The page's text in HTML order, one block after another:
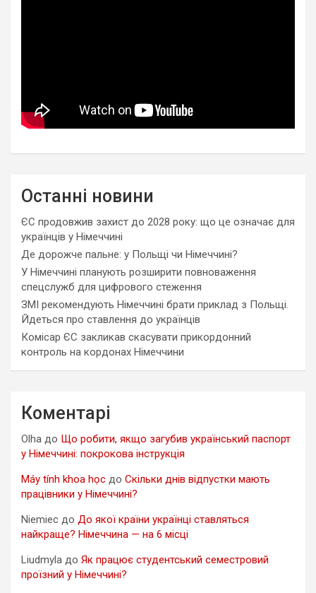
Останні новини
ЄС продовжив захист до 2028 року: що це означає для
українців у Німеччині
Де дорожче пальне: у Польщі чи Німеччині?
У Німеччині планують розширити повноваження
спецслужб для цифрового стеження
ЗМІ рекомендують Німеччині брати приклад з Польщі.
Йдеться про ставлення до українців
Комісар ЄС закликав скасувати прикордонний
контроль на кордонах Німеччини
Коментарі
Olha до Що робити, якщо загубив український паспорт
у Німеччині: покрокова інструкція
Máy tính khoa học до Скільки днів відпустки мають
працівники у Німеччині?
Niemiec до До якої країни українці ставляться
найкраще? Німеччина — на 6 місці
Liudmyla до Як працює студентський семестровий
проїзний у Німеччині?